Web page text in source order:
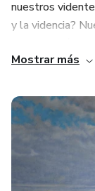
nuestros
y la videncia?
orientación y
Tarot Visa:
Llama ahora
de nuestro
las 24 horas,
tarotistas
Mostrar más